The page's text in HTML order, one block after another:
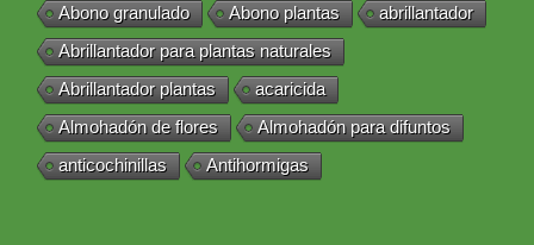
Abono granulado
Abono plantas
abrillantador
Abrillantador para plantas naturales
Abrillantador plantas
acaricida
Almohadón de flores
Almohadón para difuntos
anticochinillas
Antihormigas